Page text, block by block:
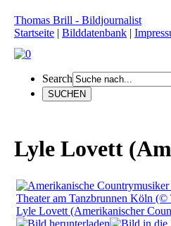
Thomas Brill - Bildjournalist
Startseite | Bilddatenbank |
Search
Lyle Lovett
Lyle Lovett (Amerikanischer